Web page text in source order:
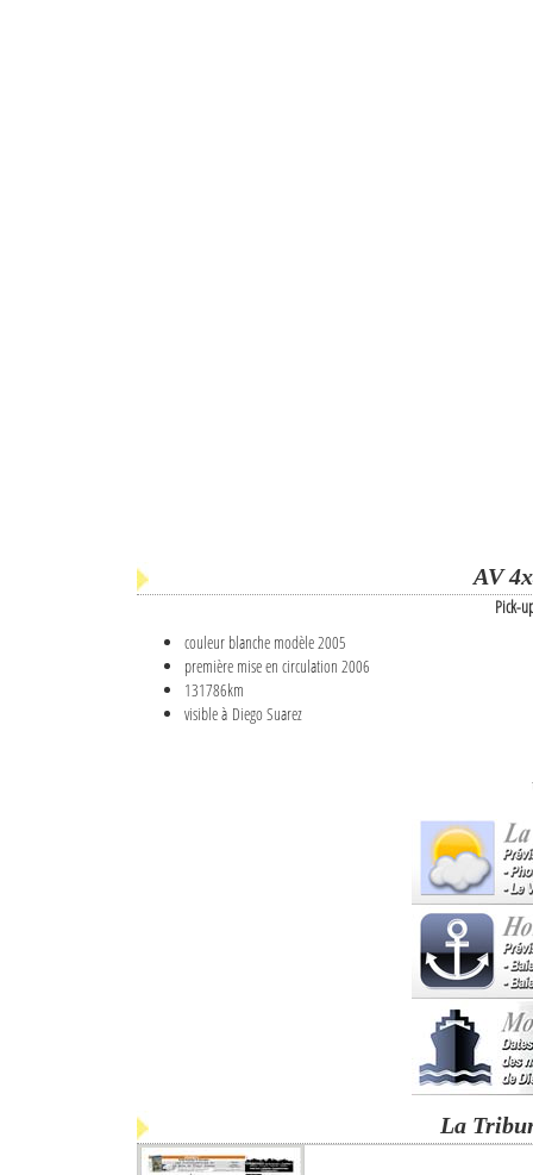
AV
Pick-
couleur blanche modèle 2005
première mise en circulation 2006
131786km
visible à Diego Suarez
La